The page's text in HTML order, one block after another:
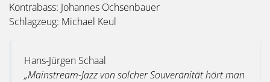
Kontrabass: Johannes Ochsenbauer
Schlagzeug: Michael Keul
Hans-Jürgen Schaal
„Mainstream-Jazz von solcher Souveränität hört man